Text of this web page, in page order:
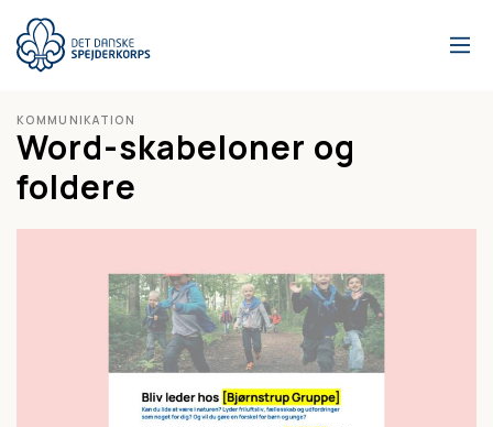
hovedindhold
KOMMUNIKATION
Word-skabeloner og
foldere